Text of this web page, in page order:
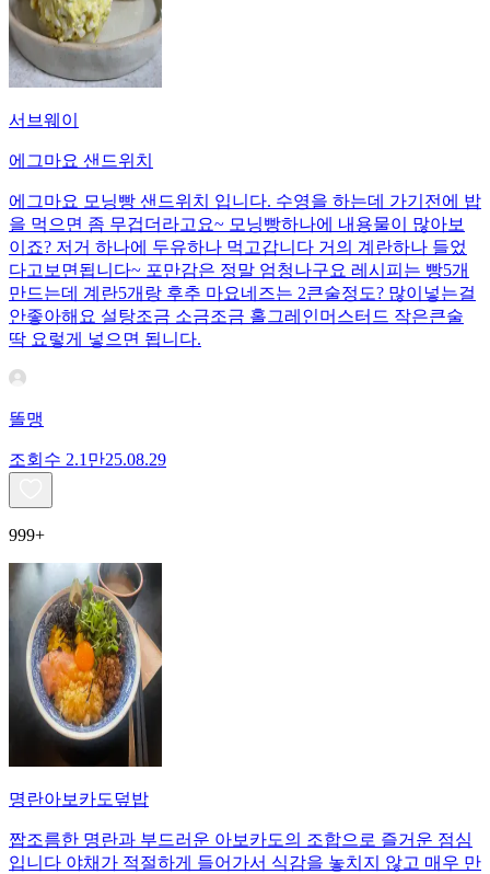
서브웨이
에그마요 샌드위치
에그마요 모닝빵 샌드위치 입니다. 수영을 하는데 가기전에 밥
을 먹으면 좀 무겁더라고요~ 모닝빵하나에 내용물이 많아보
이죠? 저거 하나에 두유하나 먹고갑니다 거의 계란하나 들었
다고보면됩니다~ 포만감은 정말 엄청나구요 레시피는 빵5개
만드는데 계란5개랑 후추 마요네즈는 2큰술정도? 많이넣는걸
안좋아해요 설탕조금 소금조금 홀그레인머스터드 작은큰술
딱 요렇게 넣으면 됩니다.
똘맹
조회수 2.1만25.08.29
999+
명란아보카도덮밥
짭조름한 명란과 부드러운 아보카도의 조합으로 즐거운 점심
입니다 야채가 적절하게 들어가서 식감을 놓치지 않고 매우 만